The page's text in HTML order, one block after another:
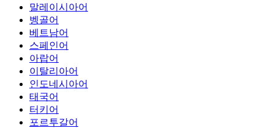
말레이시아어
벵골어
베트남어
스페인어
아랍어
이탈리아어
인도네시아어
태국어
터키어
포르투갈어